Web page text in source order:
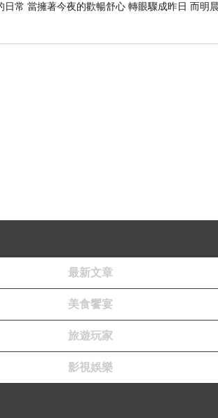
常 當擁著今夜的歡暢舒心 轉眼驟成昨日 而明
最新文章
美食饗宴
旅遊玩家
影視娛樂